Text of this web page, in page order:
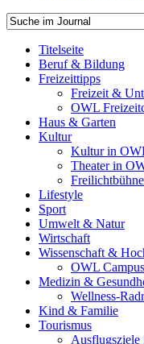
Titelseite
Beruf & Bildung
Freizeittipps
Freizeit &
OWL
Haus & Garten
Kultur
Kultur in
Theater in
Lifestyle
Sport
Umwelt & Natur
Wirtschaft
Wissenschaft &
OWL
Medizin &
Wellness-
Kind & Familie
Tourismus